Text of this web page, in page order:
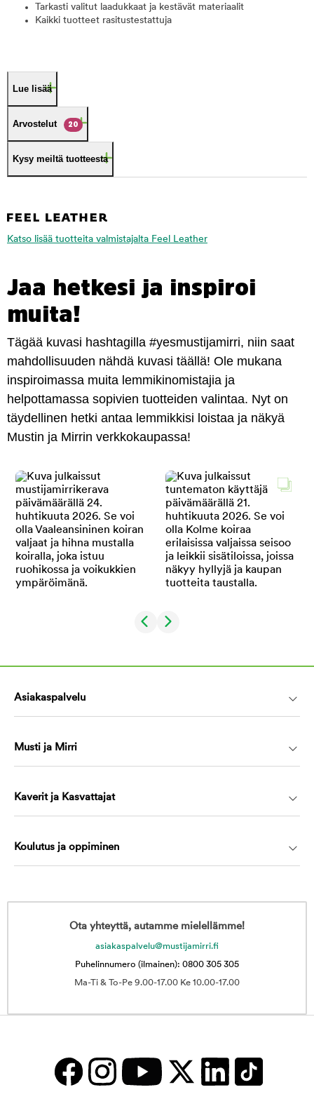
Tarkasti valitut laadukkaat ja kestävät materiaalit
Kaikki tuotteet rasitustestattuja
Lue lisää
Arvostelut 20
Kysy meiltä tuotteesta
Katso lisää tuotteita valmistajalta Feel Leather
Jaa hetkesi ja inspiroi
muita!
Tägää kuvasi hashtagilla #yesmustijamirri, niin saat
mahdollisuuden nähdä kuvasi täällä! Ole mukana
inspiroimassa muita lemmikinomistajia ja
helpottamassa sopivien tuotteiden valintaa. Nyt on
täydellinen hetki antaa lemmikkisi loistaa ja näkyä
Mustin ja Mirrin verkkokaupassa!
Asiakaspalvelu
Musti ja Mirri
Kaverit ja Kasvattajat
Koulutus ja oppiminen
Ota yhteyttä, autamme mielellämme!
asiakaspalvelu@mustijamirri.fi
Puhelinnumero (ilmainen): 0800 305 305
Ma-Ti & To-Pe 9.00-17.00 Ke 10.00-17.00